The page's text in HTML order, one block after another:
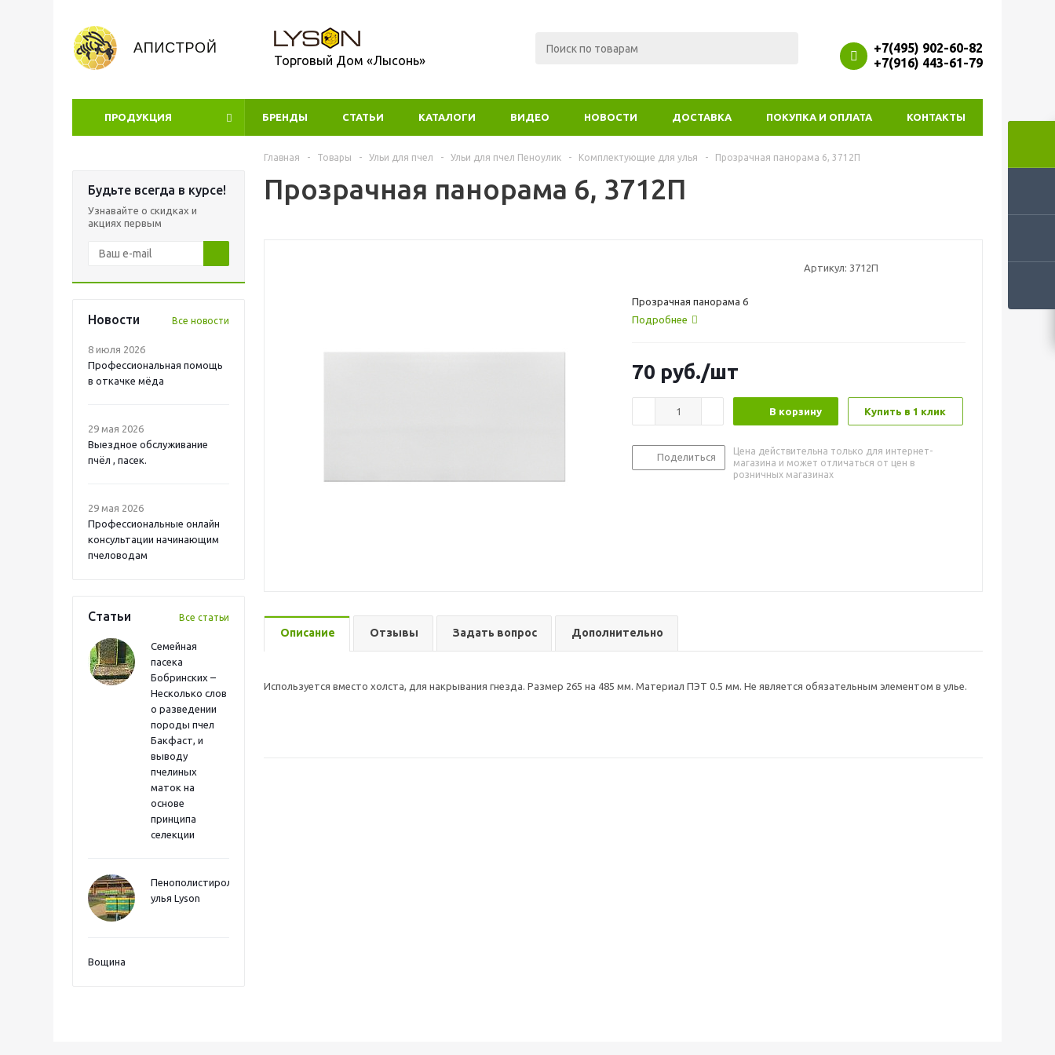
Торговый Дом «Лысонь»
+7(495) 902-60-82
+7(916) 443-61-79
ПРОДУКЦИЯ УЦЕНКА
БРЕНДЫ СТАТЬИ КАТАЛОГИ ВИДЕО НОВОСТИ ДОСТАВКА ПОКУПКА И ОПЛАТА КОНТАКТЫ
Будьте всегда в курсе!
Узнавайте о скидках и
акциях первым
Новости Все новости
8 июля 2026
Профессиональная помощь
в откачке мёда
29 мая 2026
Выездное обслуживание
пчёл , пасек.
29 мая 2026
Профессиональные онлайн
консультации начинающим
пчеловодам
Статьи Все статьи
Семейная
пасека
Бобринских –
Несколько слов
о разведении
породы пчел
Бакфаст, и
выводу
пчелиных
маток на
основе
принципа
селекции
Пенополистиролные
улья Lyson
Вощина
Главная - Товары - Ульи для пчел - Ульи для пчел Пеноулик - Комплектующие для улья - Прозрачная панорама 6, 3712П
Прозрачная панорама 6, 3712П
Артикул: 3712П
Прозрачная панорама 6
Подробнее
70 руб./шт
В корзину Купить в 1 клик
Поделиться
Цена действительна только для интернет-
магазина и может отличаться от цен в
розничных магазинах
Описание Отзывы Задать вопрос Дополнительно
Используется вместо холста, для накрывания гнезда. Размер 265 на 485 мм. Материал ПЭТ 0.5 мм. Не является обязательным элементом в улье.